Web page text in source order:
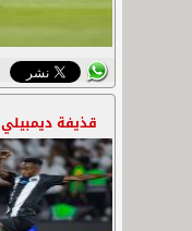
قذيفة